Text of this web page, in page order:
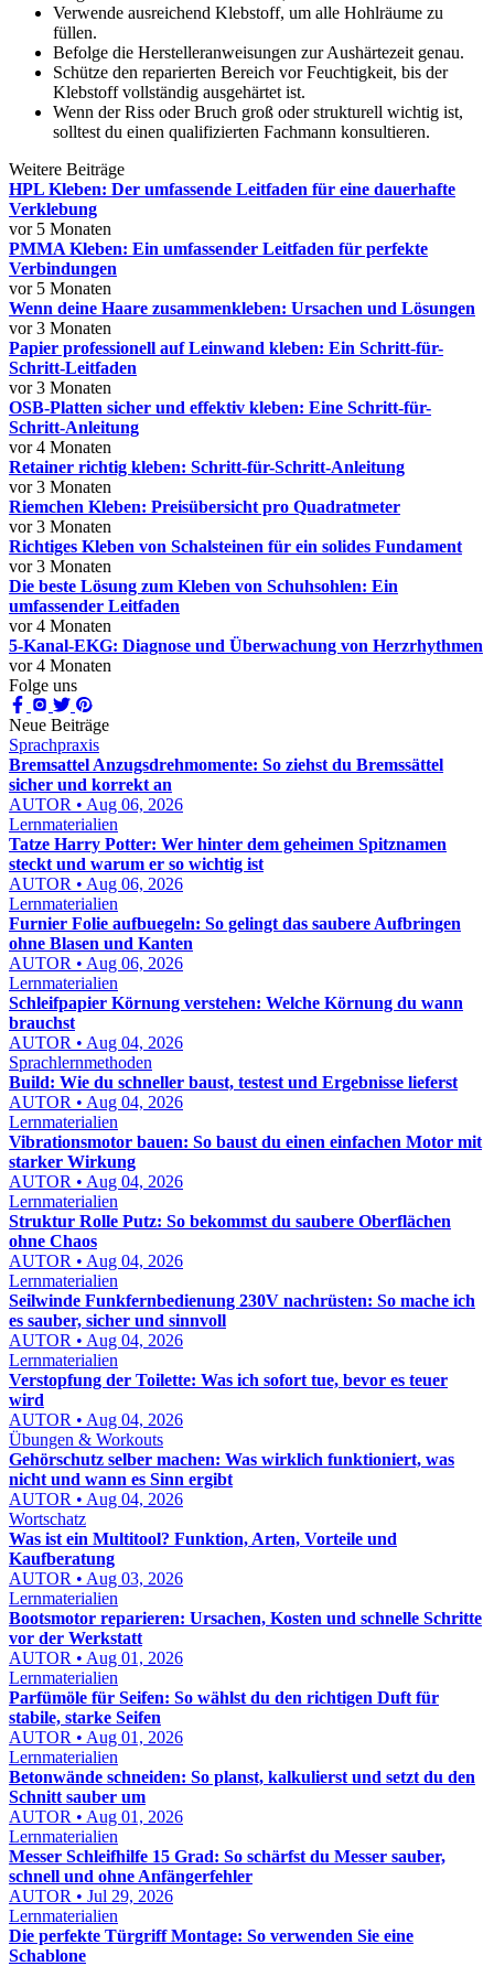
Verwende ausreichend Klebstoff, um alle Hohlräume zu
füllen.
Befolge die Herstelleranweisungen zur Aushärtezeit genau.
Schütze den reparierten Bereich vor Feuchtigkeit, bis der
Klebstoff vollständig ausgehärtet ist.
Wenn der Riss oder Bruch groß oder strukturell wichtig ist,
solltest du einen qualifizierten Fachmann konsultieren.
Weitere Beiträge
HPL Kleben: Der umfassende Leitfaden für eine dauerhafte
Verklebung
vor 5 Monaten
PMMA Kleben: Ein umfassender Leitfaden für perfekte
Verbindungen
vor 5 Monaten
Wenn deine Haare zusammenkleben: Ursachen und Lösungen
vor 3 Monaten
Papier professionell auf Leinwand kleben: Ein Schritt-für-
Schritt-Leitfaden
vor 3 Monaten
OSB-Platten sicher und effektiv kleben: Eine Schritt-für-
Schritt-Anleitung
vor 4 Monaten
Retainer richtig kleben: Schritt-für-Schritt-Anleitung
vor 3 Monaten
Riemchen Kleben: Preisübersicht pro Quadratmeter
vor 3 Monaten
Richtiges Kleben von Schalsteinen für ein solides Fundament
vor 3 Monaten
Die beste Lösung zum Kleben von Schuhsohlen: Ein
umfassender Leitfaden
vor 4 Monaten
5-Kanal-EKG: Diagnose und Überwachung von Herzrhythmen
vor 4 Monaten
Folge uns
Neue Beiträge
Sprachpraxis
Bremsattel Anzugsdrehmomente: So ziehst du Bremssättel
sicher und korrekt an
AUTOR • Aug 06, 2026
Lernmaterialien
Tatze Harry Potter: Wer hinter dem geheimen Spitznamen
steckt und warum er so wichtig ist
AUTOR • Aug 06, 2026
Lernmaterialien
Furnier Folie aufbuegeln: So gelingt das saubere Aufbringen
ohne Blasen und Kanten
AUTOR • Aug 06, 2026
Lernmaterialien
Schleifpapier Körnung verstehen: Welche Körnung du wann
brauchst
AUTOR • Aug 04, 2026
Sprachlernmethoden
Build: Wie du schneller baust, testest und Ergebnisse lieferst
AUTOR • Aug 04, 2026
Lernmaterialien
Vibrationsmotor bauen: So baust du einen einfachen Motor mit
starker Wirkung
AUTOR • Aug 04, 2026
Lernmaterialien
Struktur Rolle Putz: So bekommst du saubere Oberflächen
ohne Chaos
AUTOR • Aug 04, 2026
Lernmaterialien
Seilwinde Funkfernbedienung 230V nachrüsten: So mache ich
es sauber, sicher und sinnvoll
AUTOR • Aug 04, 2026
Lernmaterialien
Verstopfung der Toilette: Was ich sofort tue, bevor es teuer
wird
AUTOR • Aug 04, 2026
Übungen & Workouts
Gehörschutz selber machen: Was wirklich funktioniert, was
nicht und wann es Sinn ergibt
AUTOR • Aug 04, 2026
Wortschatz
Was ist ein Multitool? Funktion, Arten, Vorteile und
Kaufberatung
AUTOR • Aug 03, 2026
Lernmaterialien
Bootsmotor reparieren: Ursachen, Kosten und schnelle Schritte
vor der Werkstatt
AUTOR • Aug 01, 2026
Lernmaterialien
Parfümöle für Seifen: So wählst du den richtigen Duft für
stabile, starke Seifen
AUTOR • Aug 01, 2026
Lernmaterialien
Betonwände schneiden: So planst, kalkulierst und setzt du den
Schnitt sauber um
AUTOR • Aug 01, 2026
Lernmaterialien
Messer Schleifhilfe 15 Grad: So schärfst du Messer sauber,
schnell und ohne Anfängerfehler
AUTOR • Jul 29, 2026
Lernmaterialien
Die perfekte Türgriff Montage: So verwenden Sie eine
Schablone